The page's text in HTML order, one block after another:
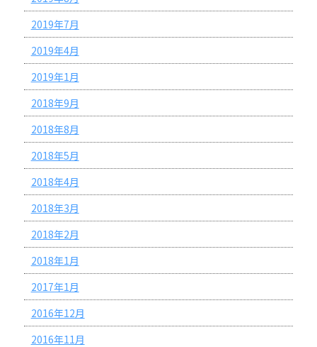
2019年7月
2019年4月
2019年1月
2018年9月
2018年8月
2018年5月
2018年4月
2018年3月
2018年2月
2018年1月
2017年1月
2016年12月
2016年11月